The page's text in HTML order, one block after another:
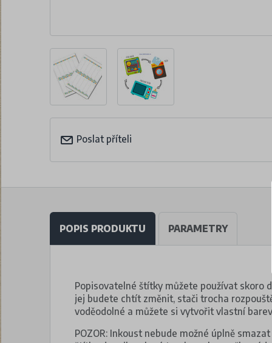
Poslat příteli
POPIS PRODUKTU PARAMETRY
Popisovatelné štítky můžete používat skoro
jej budete chtít změnit, stači trocha
voděodolné a můžete si vytvořit vlastní
POZOR: Inkoust nebude možné úplně